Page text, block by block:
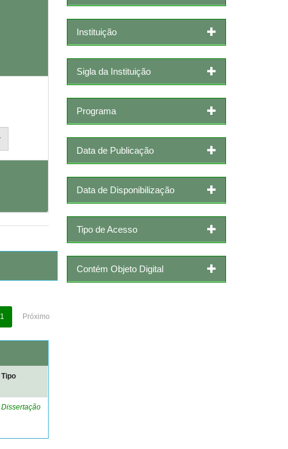
1 Próximo
Tipo
Dissertação
Instituição
Sigla da Instituição
Programa
Data de Publicação
Data de Disponibilização
Tipo de Acesso
Contém Objeto Digital